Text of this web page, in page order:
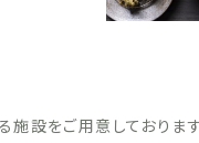
設をご用意しております